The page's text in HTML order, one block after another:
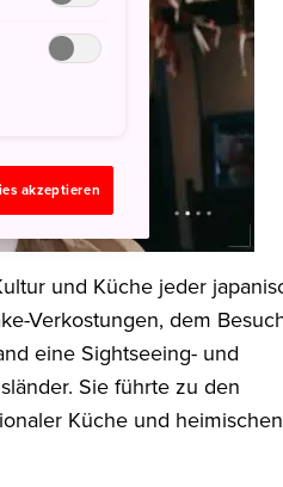
und Küche jeder
Verkostungen, dem
eine Sightseeing- und
Sie führte zu den
Küche und heimischen
akzeptieren